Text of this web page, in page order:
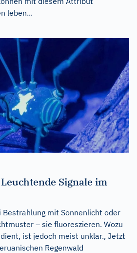
leben...
Signale im
Bestrahlung mit Sonnenlicht oder
– sie fluoreszieren. Wozu
ist jedoch meist unklar., Jetzt
Regenwald